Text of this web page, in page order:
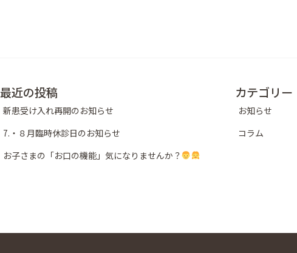
ー
最近の投稿
新患受け入れ再開のお知らせ
7.・８月臨時休診日のお知らせ
お子さまの「お口の機能」気になりませんか？
カテゴリー
お知らせ
コラム